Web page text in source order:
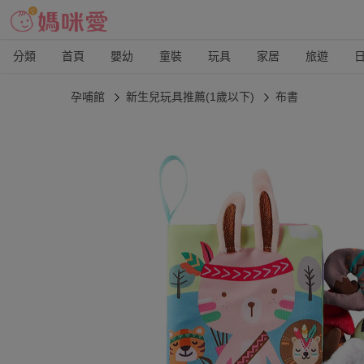
分類 首頁 嬰幼 童裝 玩具 家居 旅遊
孕哺館 新生兒玩具推薦(1歲以下) 布書